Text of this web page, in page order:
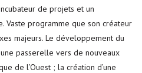
de projets et un
Vaste programme que son créateur
majeurs. Le développement du
passerelle vers de nouveaux
de l’Ouest ; la création d’une